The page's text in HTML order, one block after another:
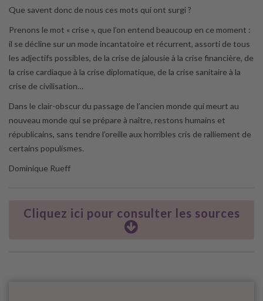
Que savent donc de nous ces mots qui ont surgi ?
Prenons le mot « crise », que l’on entend beaucoup en ce moment :
il se décline sur un mode incantatoire et récurrent, assorti de tous
les adjectifs possibles, de la crise de jalousie à la crise financière, de
la crise cardiaque à la crise diplomatique, de la crise sanitaire à la
crise de civilisation…
Dans le clair-obscur du passage de l’ancien monde qui meurt au
nouveau monde qui se prépare à naître, restons humains et
républicains, sans tendre l’oreille aux horribles cris de ralliement de
certains populismes.
Dominique Rueff
Cliquez ici pour consulter les sources